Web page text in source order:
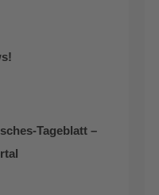
Tageblatt –